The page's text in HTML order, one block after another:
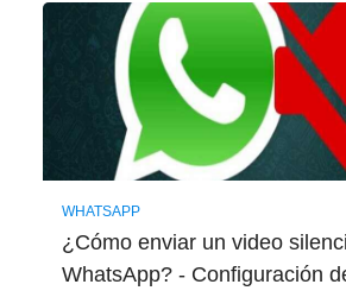
WHATSAPP
¿Cómo enviar un video
WhatsApp? - Configuración